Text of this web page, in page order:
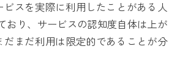
ビスを実際に利用したことがある人
おり、サービスの認知度自体は上が
だまだ利用は限定的であることが分